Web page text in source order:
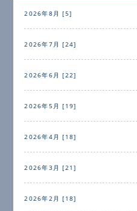
2026年8月 [5]
2026年7月 [24]
2026年6月 [22]
2026年5月 [19]
2026年4月 [18]
2026年3月 [21]
2026年2月 [18]